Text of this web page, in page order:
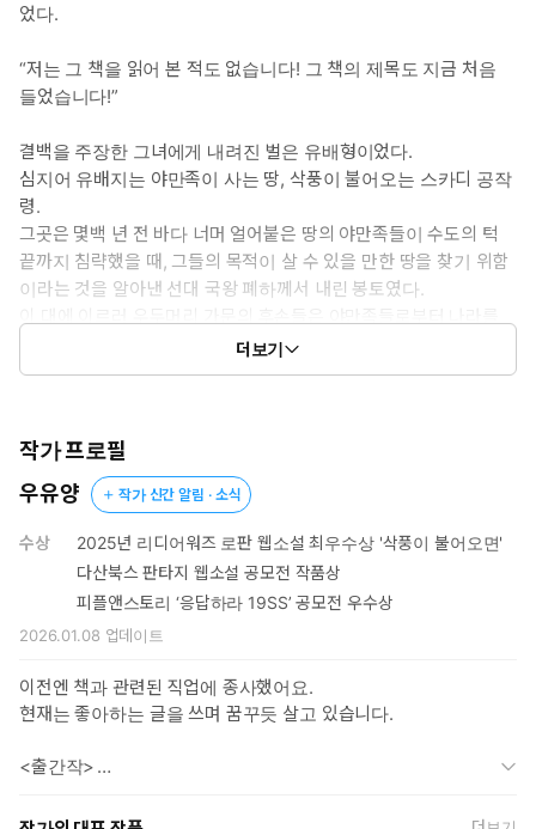
었다.
“저는 그 책을 읽어 본 적도 없습니다! 그 책의 제목도 지금 처음
들었습니다!”
결백을 주장한 그녀에게 내려진 벌은 유배형이었다.
심지어 유배지는 야만족이 사는 땅, 삭풍이 불어오는 스카디 공작
령.
그곳은 몇백 년 전 바다 너머 얼어붙은 땅의 야만족들이 수도의 턱
끝까지 침략했을 때, 그들의 목적이 살 수 있을 만한 땅을 찾기 위함
이라는 것을 알아낸 선대 국왕 폐하께서 내린 봉토였다.
지킨 공적을 인정받아 공작이 되었다.
몸을 혹사하며 도착한 이후의 일은 아무것도 기억하지 못했다.
그녀가 기억하는 것은 그저 온몸이 불타는 동시에 얼음처럼 차디차
지기를 수없이 반복했다는 것뿐이었다.
‘나마저 이렇게 되다니, 충격을 받은 어머니께서 쇠약해지시면 어쩌
그때, 그녀의 마음은 죽어 가는 육체만큼이나 약해져 있었다.
그러기를 얼마나 지났을까.
그간 곁에 있었던 목소리와는 다른, 낯선 남자의 목소리가 머리 위
에서 들려왔다.
더보기
작가 프로필
우유양
작가 신간 알림 · 소식
수상
2025년 리디어워즈 로판 웹소설 최우수상 '삭풍이 불어오면'
다산북스 판타지 웹소설 공모전 작품상
피플앤스토리 ‘응답하라 19SS’ 공모전 우수상
2026.01.08 업데이트
이전엔 책과 관련된 직업에 종사했어요.
현재는 좋아하는 글을 쓰며 꿈꾸듯 살고 있습니다.
<출간작>
하현 혹은 곰이 신님의 아내 되는 이야기. 칠성 혹은 꼬리에 꼬리를